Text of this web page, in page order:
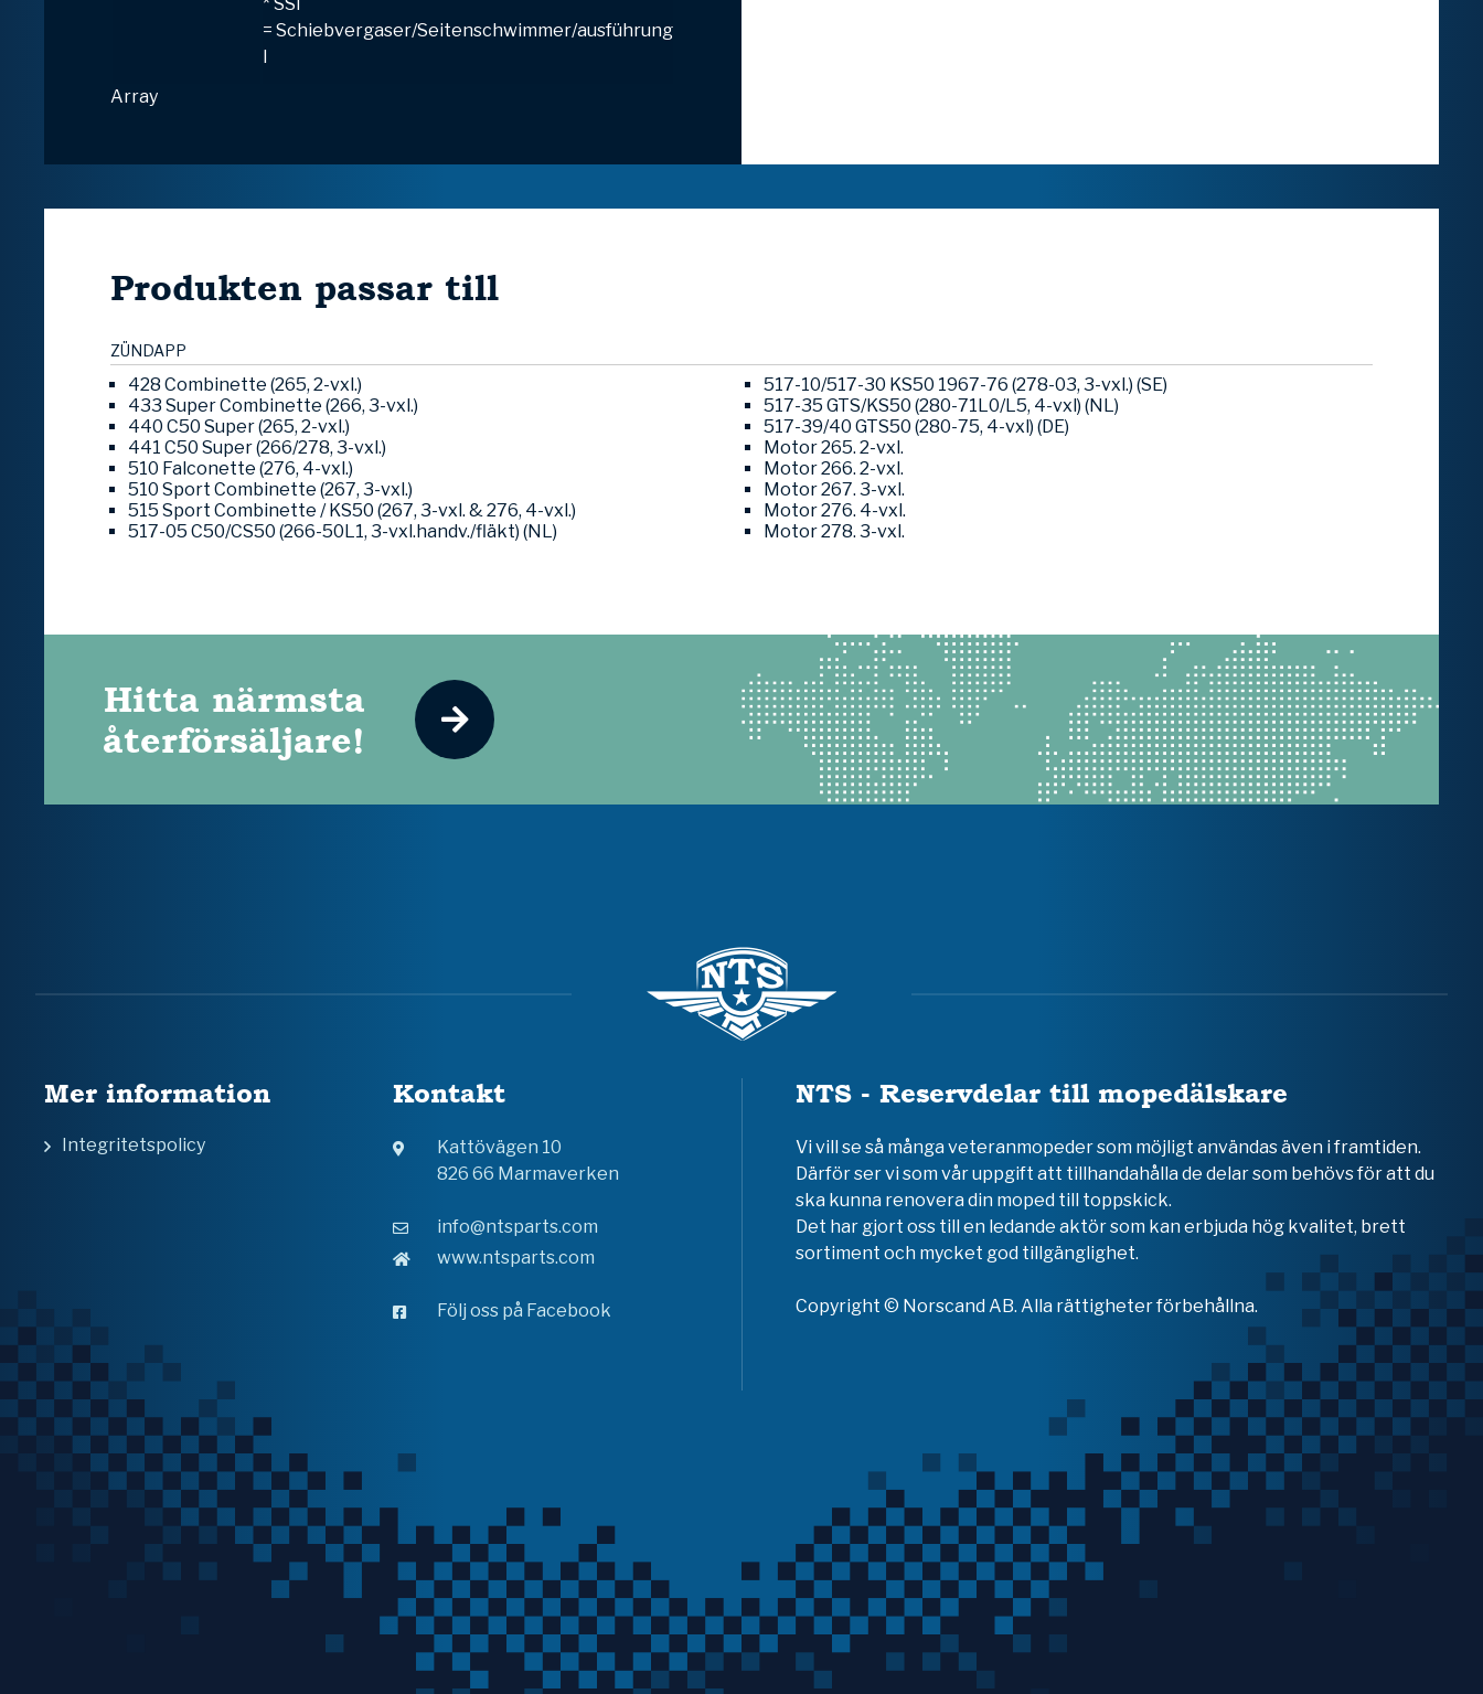
= Schiebvergaser/Seitenschwimmer/ausführung
Array
Produkten passar till
ZÜNDAPP
428 Combinette (265, 2-vxl.)
433 Super Combinette (266, 3-vxl.)
440 C50 Super (265, 2-vxl.)
441 C50 Super (266/278, 3-vxl.)
510 Falconette (276, 4-vxl.)
510 Sport Combinette (267, 3-vxl.)
515 Sport Combinette / KS50 (267, 3-vxl. & 276, 4-vxl.)
517-05 C50/CS50 (266-50L1, 3-vxl.handv./fläkt) (NL)
517-10/517-30 KS50 1967-76 (278-03, 3-vxl.) (SE)
517-35 GTS/KS50 (280-71L0/L5, 4-vxl) (NL)
517-39/40 GTS50 (280-75, 4-vxl) (DE)
Motor 265. 2-vxl.
Motor 266. 2-vxl.
Motor 267. 3-vxl.
Motor 276. 4-vxl.
Motor 278. 3-vxl.
Hitta närmsta
återförsäljare!
Mer information
Integritetspolicy
Kontakt
Kattövägen 10
826 66 Marmaverken
info@ntsparts.com
www.ntsparts.com
Följ oss på Facebook
NTS - Reservdelar till mopedälskare
Vi vill se så många veteranmopeder som möjligt användas även i framtiden.
Därför ser vi som vår uppgift att tillhandahålla de delar som behövs för att du
ska kunna renovera din moped till toppskick.
Det har gjort oss till en ledande aktör som kan erbjuda hög kvalitet, brett
sortiment och mycket god tillgänglighet.
Copyright © Norscand AB. Alla rättigheter förbehållna.